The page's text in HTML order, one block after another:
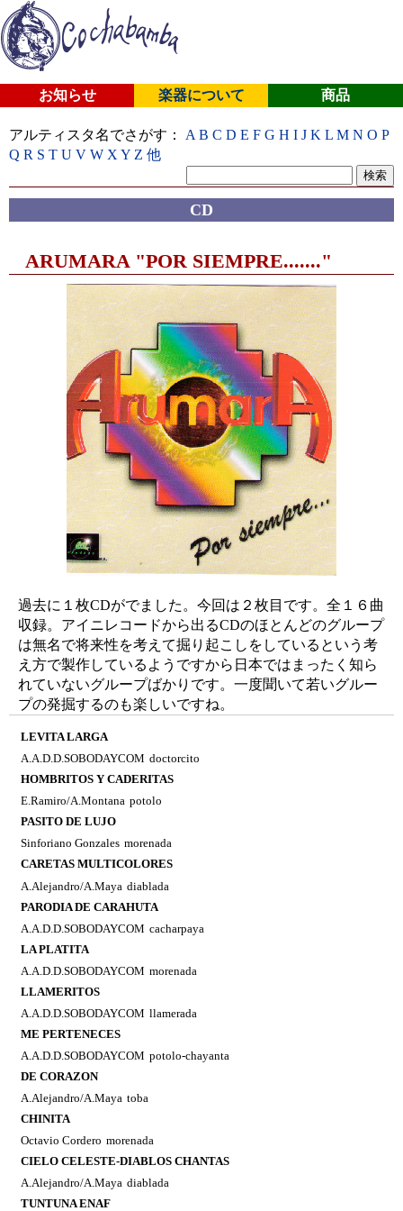
お知らせ 楽器について 商品
アルティスタ名でさがす： A B C D E F G H I J K L M N O P
Q R S T U V W X Y Z 他
CD
ARUMARA "POR SIEMPRE......."
過去に１枚CDがでました。今回は２枚目です。全１６曲
収録。アイニレコードから出るCDのほとんどのグループ
は無名で将来性を考えて掘り起こしをしているという考
え方で製作しているようですから日本ではまったく知ら
れていないグループばかりです。一度聞いて若いグルー
プの発掘するのも楽しいですね。
LEVITA LARGA
A.A.D.D.SOBODAYCOM doctorcito
HOMBRITOS Y CADERITAS
E.Ramiro/A.Montana potolo
PASITO DE LUJO
Sinforiano Gonzales morenada
CARETAS MULTICOLORES
A.Alejandro/A.Maya diablada
PARODIA DE CARAHUTA
A.A.D.D.SOBODAYCOM cacharpaya
LA PLATITA
A.A.D.D.SOBODAYCOM morenada
LLAMERITOS
A.A.D.D.SOBODAYCOM llamerada
ME PERTENECES
A.A.D.D.SOBODAYCOM potolo-chayanta
DE CORAZON
A.Alejandro/A.Maya toba
CHINITA
Octavio Cordero morenada
CIELO CELESTE-DIABLOS CHANTAS
A.Alejandro/A.Maya diablada
TUNTUNA ENAF